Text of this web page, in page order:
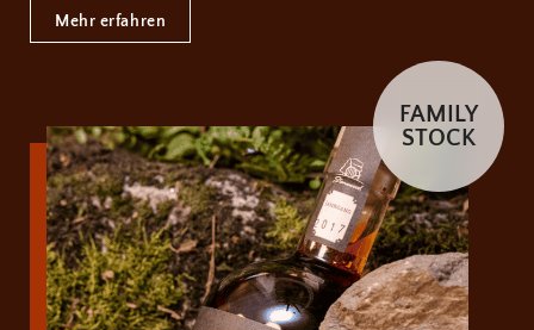
Mehr erfahren